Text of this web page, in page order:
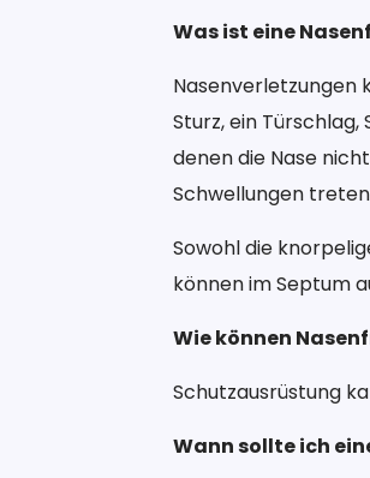
Was ist eine
Nasenverletzungen
Sturz, ein
denen die Nase
Schwellungen
Sowohl die
können im Septum
Wie können
Schutzausrüstung
Wann sollte ich